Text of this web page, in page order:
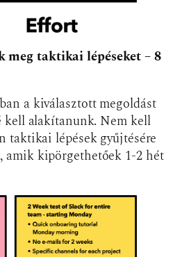
meg taktikai lépéseket – 8
a kiválasztott megoldást
kell alakítanunk. Nem kell
taktikai lépések gyűjtésére
amik kipörgethetőek 1-2 hét